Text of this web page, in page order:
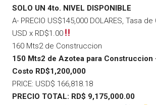
SOLO UN 4to. NIVEL DISPONIBLE
A- PRECIO US$145,000 DOLARES, Tasa
USD x RD$1.00
160 Mts2 de Construccion
150 Mts2 de Azotea para Construccion
Costo RD$1,200,000
PRICE: USD$ 166,818.18
PRECIO TOTAL: RD$ 9,175,000.00